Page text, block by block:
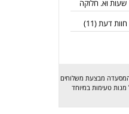
שעות וא. חלוקה
חוות דעת (11
)
138 בני ברק, המסעדה מבצעת משלוחים
מנות טעימות במיוחד
מחכים לכם לחוויה